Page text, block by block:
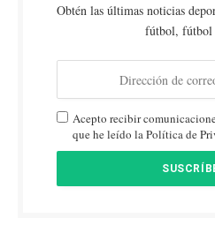
Obtén las últimas noticias
fútbol, fútbol
Acepto recibir
que he leído la Política de